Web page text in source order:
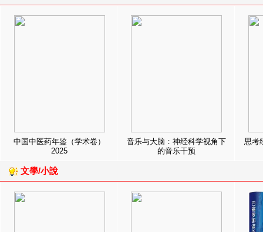
中国中医药年鉴（学术卷）
2025
音乐与大脑：神经科学视角下
的音乐干预
思考
文學/小說